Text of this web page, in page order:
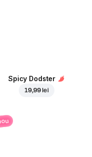
Spicy Dodster
19,99 lei